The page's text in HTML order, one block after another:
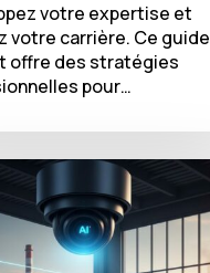
votre expertise et
votre carrière. Ce guide
offre des stratégies
pour…